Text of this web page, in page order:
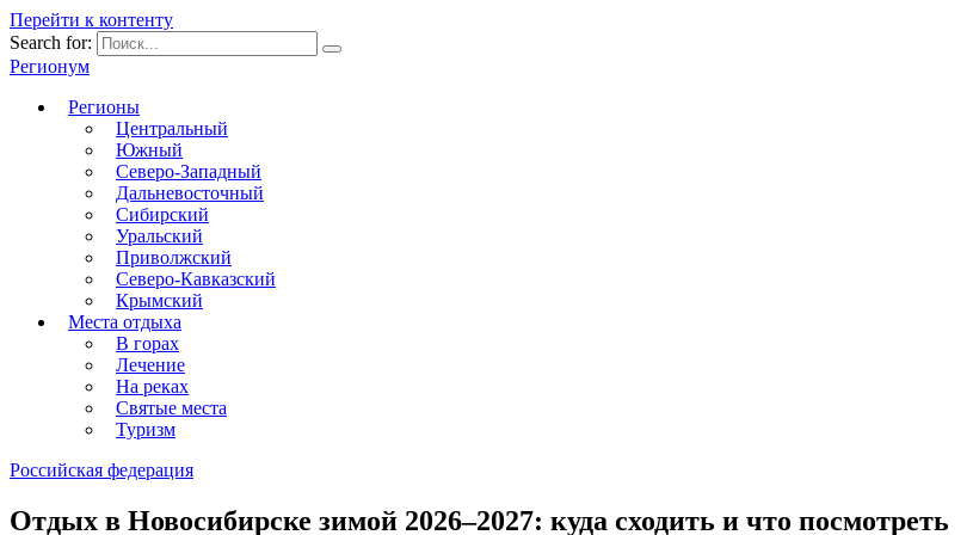
Перейти к контенту
Search for:
Регионум
Регионы
Центральный
Южный
Северо-Западный
Дальневосточный
Сибирский
Уральский
Приволжский
Северо-Кавказский
Крымский
Места отдыха
В горах
Лечение
На реках
Святые места
Туризм
Российская федерация
Отдых в Новосибирске зимой 2026–2027: куда сходить и что посмотреть